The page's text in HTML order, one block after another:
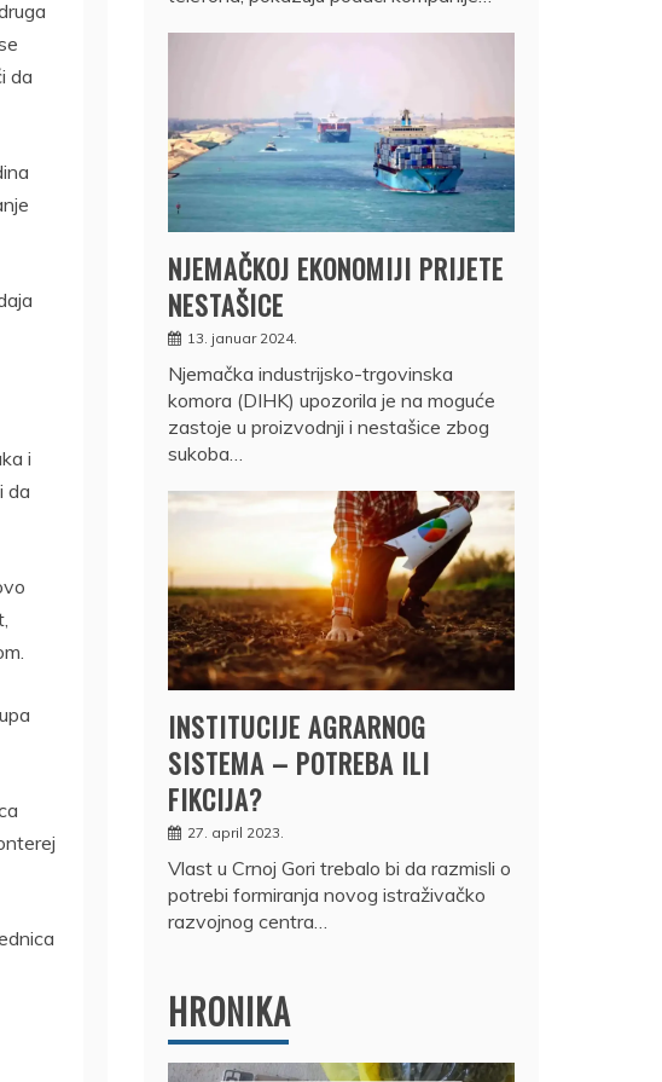
da
i
da
NJEMAČKOJ EKONOMIJI PRIJETE
NESTAŠICE
13. januar 2024.
Njemačka industrijsko-trgovinska
komora (DIHK) upozorila je na moguće
zastoje u proizvodnji i nestašice zbog
sukoba…
INSTITUCIJE AGRARNOG
SISTEMA – POTREBA ILI
FIKCIJA?
27. april 2023.
Vlast u Crnoj Gori trebalo bi da razmisli o
potrebi formiranja novog istraživačko
razvojnog centra…
HRONIKA